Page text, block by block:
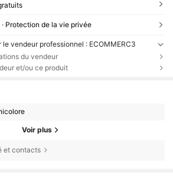
Protection de la vie privée
le vendeur professionnel : ECOMMERC3
du vendeur
et/ou ce produit
Voir plus
et contacts